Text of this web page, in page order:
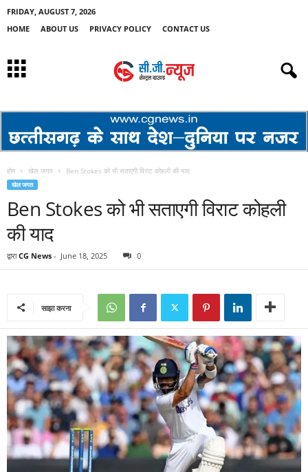
FRIDAY, AUGUST 7, 2026
HOME
ABOUT US PRIVACY POLICY CONTACT US
होम खेल जगत Ben Stokes को भी सताएगी विराट कोहली की याद
खेल जगत
Ben Stokes को भी सताएगी विराट कोहली
की याद
द्वारा CG News - June 18, 2025 0
साझा करना